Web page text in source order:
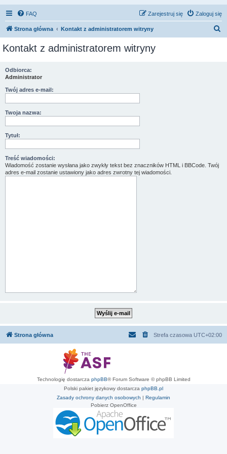
FAQ Zaloguj się
Zarejestruj się
Strona główna Kontakt z administratorem witryny
Kontakt z administratorem witryny
Odbiorca:
Administrator
Twój adres e-mail:
Twoja nazwa:
Tytuł:
Treść wiadomości:
Wiadomość zostanie wysłana jako zwykły tekst bez znaczników HTML i BBCode. Twój
adres e-mail zostanie ustawiony jako adres zwrotny tej wiadomości.
Strona główna Strefa czasowa UTC+02:00
Technologię dostarcza phpBB® Forum Software © phpBB Limited
Polski pakiet językowy dostarcza phpBB.pl
Zasady ochrony danych osobowych | Regulamin
Pobierz OpenOffice